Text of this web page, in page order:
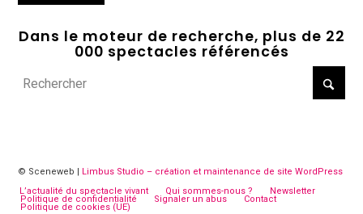
Dans le moteur de recherche, plus de 22
000 spectacles référencés
© Sceneweb |
Limbus Studio – création et maintenance de site WordPress
L’actualité du spectacle vivant
Qui sommes-nous ? Newsletter
Politique de confidentialité Signaler un abus Contact
Politique de cookies (UE)